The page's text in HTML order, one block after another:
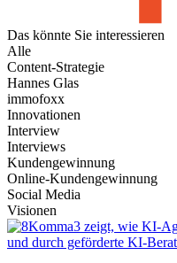
Das könnte Sie interessieren
Alle
Content-Strategie
Hannes Glas
immofoxx
Innovationen
Interview
Interviews
Kundengewinnung
Online-Kundengewinnung
Social Media
Visionen